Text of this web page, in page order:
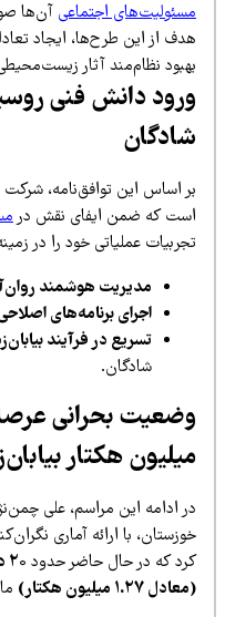
اجتماعیآن‌ها صورت
از این طرح‌ها، ایجاد تعادلی
نظام‌مند آثار زیست‌محیطی در
دانش فنی روسیه
که ضمن ایفای نقش در
عملیاتی خود را در زمینه‌های
مدیریت هوشمند روان‌آب‌ها
اجرای برنامه‌های اصلاحی
تسریع در فرآیند بیابان‌زدایی
شادگان.
هکتار بیابان‌زایی
ادامه این مراسم، علی
با ارائه آماری
که در حال حاضر حدود
۲۰
۱.۲۷ میلیون هکتار)
ماهیت